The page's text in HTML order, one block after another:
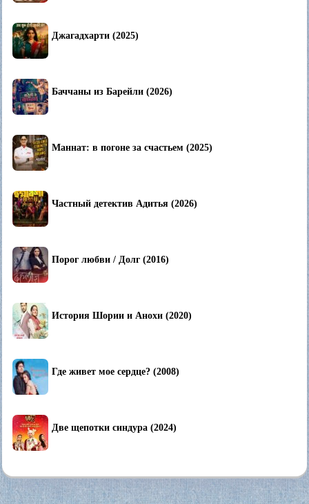
Джагадхарти (2025)
Баччаны из Барейли (2026)
Маннат: в погоне за счастьем (2025)
Частный детектив Адитья (2026)
Порог любви / Долг (2016)
История Шории и Анохи (2020)
Где живет мое сердце? (2008)
Две щепотки синдура (2024)